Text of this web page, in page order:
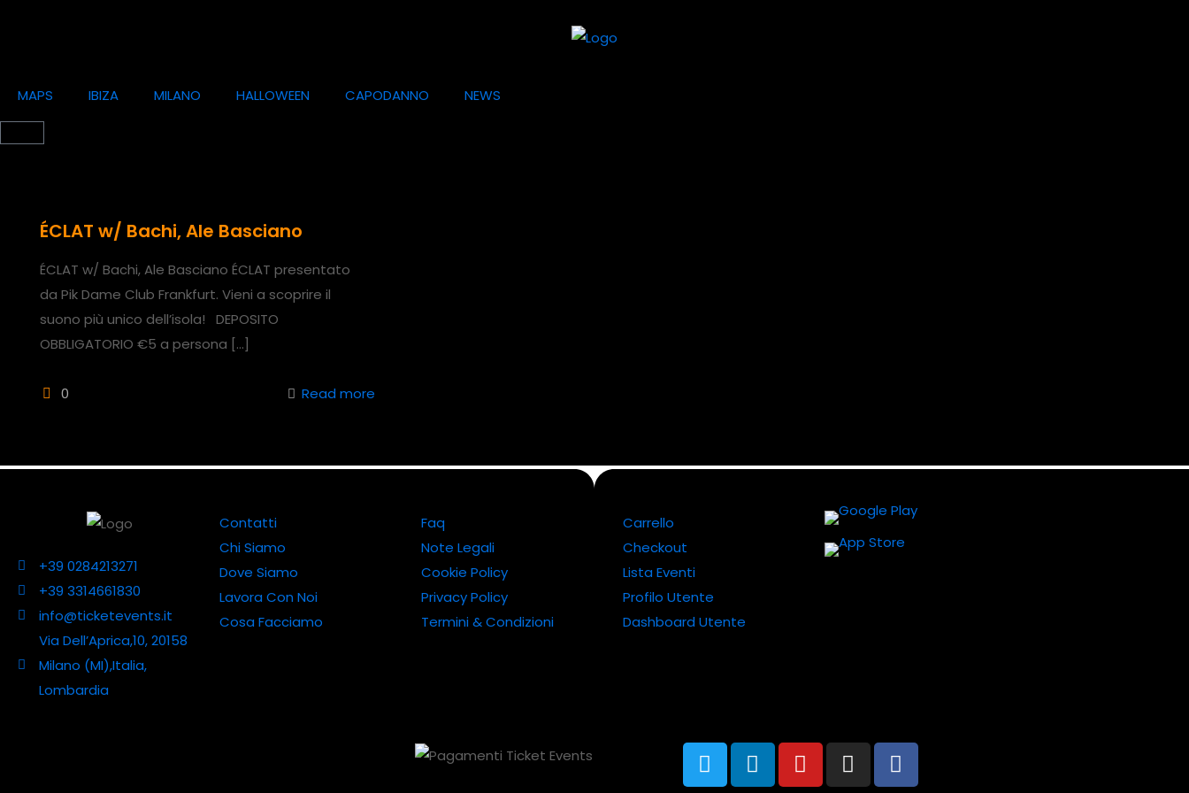
MAPS IBIZA MILANO HALLOWEEN CAPODANNO NEWS
ÉCLAT w/ Bachi, Ale Basciano
ÉCLAT w/ Bachi, Ale Basciano ÉCLAT presentato
da Pik Dame Club Frankfurt. Vieni a scoprire il
suono più unico dell’isola! DEPOSITO
OBBLIGATORIO €5 a persona […]
0 Read more
+39 0284213271
+39 3314661830
info@ticketevents.it
Via Dell’Aprica,10, 20158
Milano (MI),Italia,
Lombardia
Contatti
Chi Siamo
Dove Siamo
Lavora Con Noi
Cosa Facciamo
Faq
Note Legali
Cookie Policy
Privacy Policy
Termini & Condizioni
Carrello
Checkout
Lista Eventi
Profilo Utente
Dashboard Utente